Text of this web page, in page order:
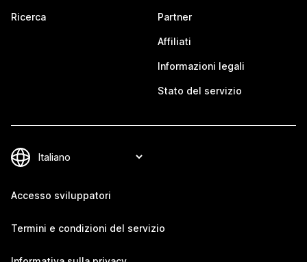
Ricerca Partner
Affiliati
Informazioni legali
Stato del servizio
Accesso sviluppatori
Termini e condizioni del servizio